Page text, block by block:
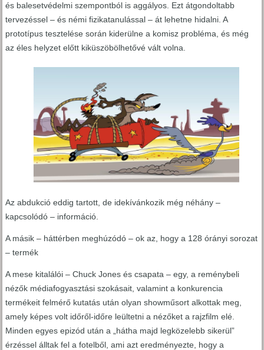
és balesetvédelmi szempontból is aggályos. Ezt átgondoltabb
tervezéssel – és némi fizikatanulással – át lehetne hidalni. A
prototípus tesztelése során kiderülne a komisz probléma, és még
az éles helyzet előtt kiküszöbölhetővé vált volna.
Az abdukció eddig tartott, de idekívánkozik még néhány –
kapcsolódó – információ.
A másik – háttérben meghúzódó – ok az, hogy a 128 órányi sorozat
– termék
A mese kitalálói – Chuck Jones és csapata – egy, a reménybeli
nézők médiafogyasztási szokásait, valamint a konkurencia
termékeit felmérő kutatás után olyan showműsort alkottak meg,
amely képes volt időről-időre leültetni a nézőket a rajzfilm elé.
Minden egyes epizód után a „hátha majd legközelebb sikerül”
érzéssel álltak fel a fotelből, ami azt eredményezte, hogy a